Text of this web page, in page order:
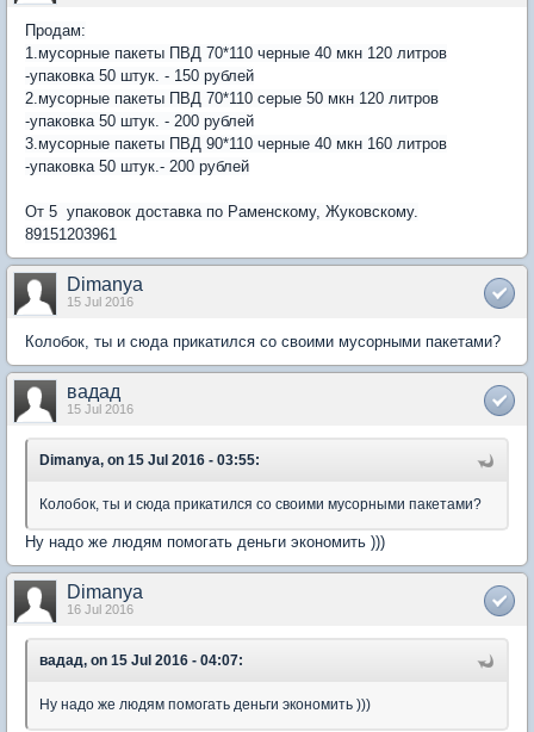
Продам:
1.мусорные пакеты ПВД 70*110 черные 40 мкн 120 литров
-упаковка 50 штук. - 150 рублей
2.мусорные пакеты ПВД 70*110 серые 50 мкн 120 литров
-упаковка 50 штук. - 200 рублей
3.мусорные пакеты ПВД 90*110 черные 40 мкн 160 литров
-упаковка 50 штук.- 200 рублей
От 5 упаковок доставка по Раменскому, Жуковскому.
89151203961
Dimanya
15 Jul 2016
Колобок, ты и сюда прикатился со своими мусорными пакетами?
вадад
15 Jul 2016
Dimanya, on 15 Jul 2016 - 03:55:
Колобок, ты и сюда прикатился со своими мусорными пакетами?
Ну надо же людям помогать деньги экономить )))
Dimanya
16 Jul 2016
вадад, on 15 Jul 2016 - 04:07:
Ну надо же людям помогать деньги экономить )))